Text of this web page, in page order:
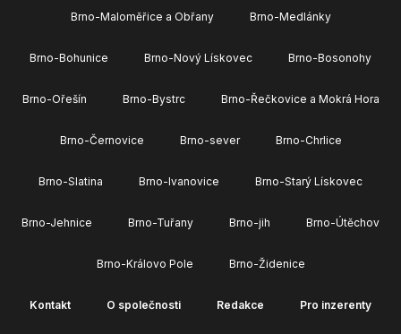
Brno-Maloměřice a Obřany Brno-Medlánky
Brno-Bohunice Brno-Nový Lískovec Brno-Bosonohy
Brno-Ořešín Brno-Bystrc Brno-Řečkovice a Mokrá Hora
Brno-Černovice Brno-sever Brno-Chrlice
Brno-Slatina Brno-Ivanovice Brno-Starý Lískovec
Brno-Jehnice Brno-Tuřany Brno-jih Brno-Útěchov
Brno-Královo Pole Brno-Židenice
Kontakt O společnosti Redakce Pro inzerenty